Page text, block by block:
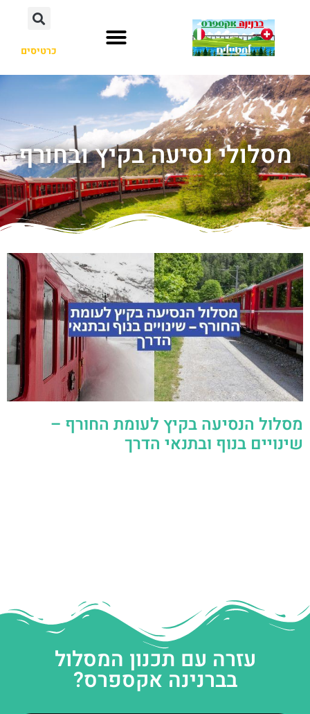
כרטיסים
מסלולי נסיעה בקיץ ובחורף
מסלול הנסיעה בקיץ לעומת החורף –
שינויים בנוף ובתנאי הדרך
עזרה עם תכנון המסלול
בברנינה אקספרס?